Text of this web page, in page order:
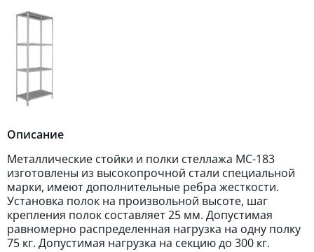
Описание
Металлические стойки и полки стеллажа МС-183
изготовлены из высокопрочной стали специальной
марки, имеют дополнительные ребра жесткости.
Установка полок на произвольной высоте, шаг
крепления полок составляет 25 мм. Допустимая
равномерно распределенная нагрузка на одну полку
75 кг. Допустимая нагрузка на секцию до 300 кг.